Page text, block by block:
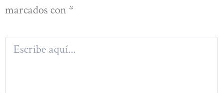
marcados con *
Escribe
aquí...